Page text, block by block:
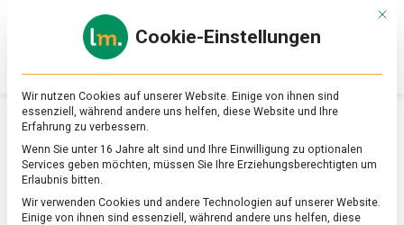
Online-
Magazin
zu
&
Ernährung
SCHLAGWORT:RÜBBELBERG
Mit
Cookie-Einstellungen
Wir nutzen Cookies auf unserer Website. Einige von ihnen sind
essenziell, während andere uns helfen, diese Website und Ihre
Erfahrung zu verbessern.
Wenn Sie unter 16 Jahre alt sind und Ihre Einwilligung zu optionalen
Services geben möchten, müssen Sie Ihre Erziehungsberechtigten um
Erlaubnis bitten.
Wir verwenden Cookies und andere Technologien auf unserer Website.
Einige von ihnen sind essenziell, während andere uns helfen, diese